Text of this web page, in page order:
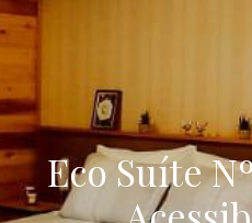
Eco Suíte